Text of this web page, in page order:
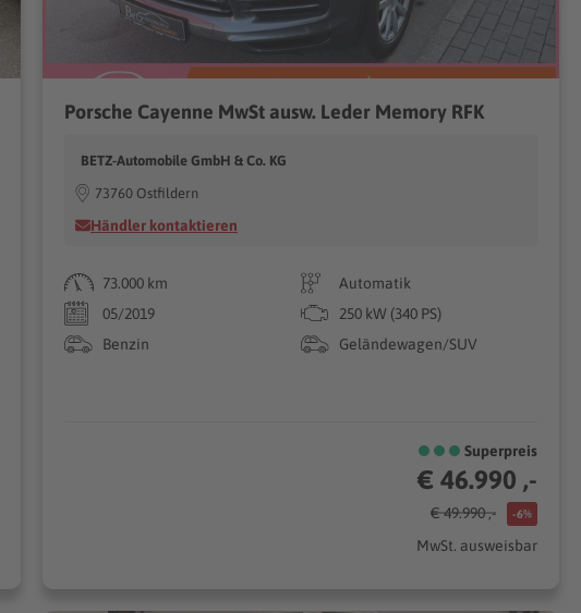
Porsche Cayenne MwSt ausw. Leder Memory RFK
BETZ-Automobile GmbH & Co. KG
73760 Ostfildern
Händler kontaktieren
73.000 km
Automatik
05/2019
250 kW (340 PS)
Benzin
Geländewagen/SUV
Superpreis
€ 46.990 ,-
€ 49.990 ,- -6%
MwSt. ausweisbar